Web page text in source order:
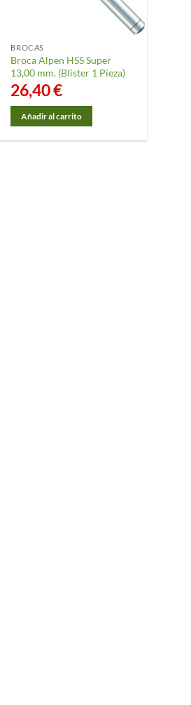
BROCAS
Broca Alpen HSS Super
13,00 mm. (Blister 1 Pieza)
26,40€
Añadir al carrito